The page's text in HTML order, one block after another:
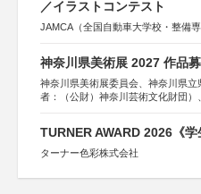
／イラストコンテスト
JAMCA（全国自動車大学校・整備専
神奈川県美術展 2027 作品
神奈川県美術展委員会、神奈川県立
者：（公財）神奈川芸術文化財団）
TURNER AWARD 2026《学
ターナー色彩株式会社